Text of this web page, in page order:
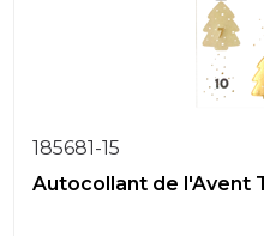
185681-15
Autocollant de l'Avent